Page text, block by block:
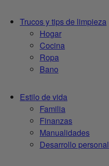
Trucos y tips de limpieza
Hogar
Cocina
Ropa
Bano
Estilo de vida
Familia
Finanzas
Manualidades
Desarrollo personal